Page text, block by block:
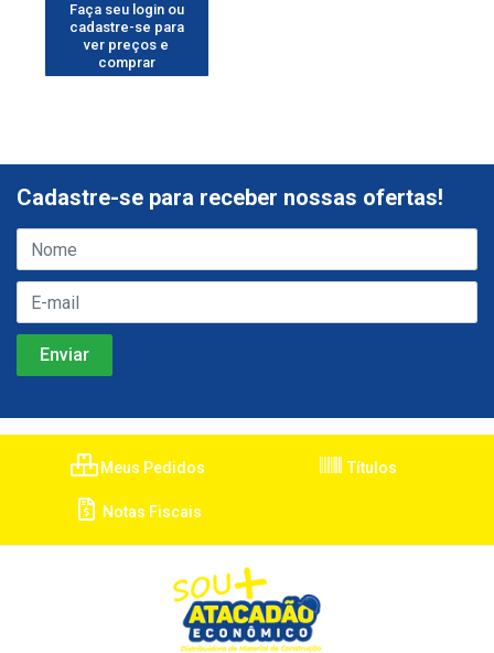
Faça seu login ou
cadastre-se para
ver preços e
comprar
Cadastre-se para receber nossas ofertas!
Meus Pedidos Títulos
Notas Fiscais